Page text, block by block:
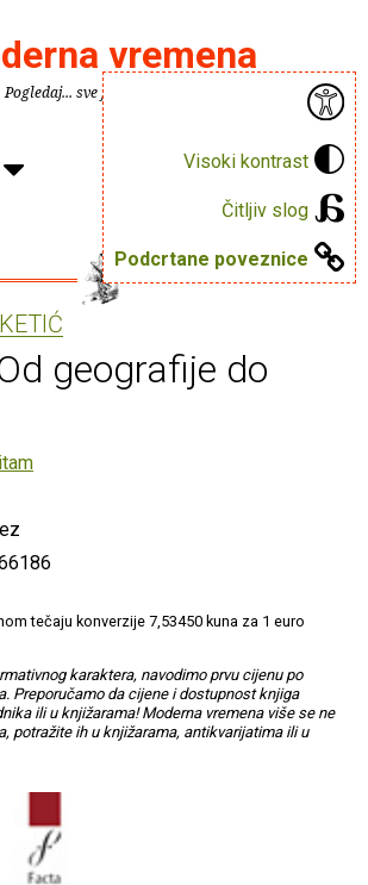
Visoki kontrast
Čitljiv slog
Podcrtane poveznice
vremena
Pogledaj... sve je puno knjiga.
geografije do
tečaju konverzije 7,53450 kuna za 1 euro
karaktera, navodimo prvu cijenu po
Preporučamo da cijene i dostupnost knjiga
ili u knjižarama! Moderna vremena više se ne
potražite ih u knjižarama, antikvarijatima ili u